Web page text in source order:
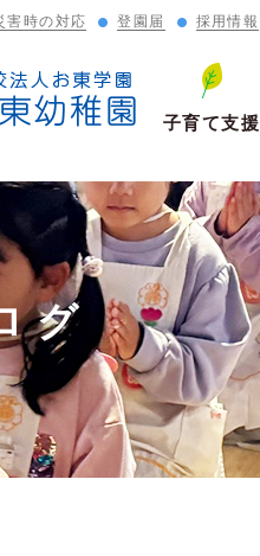
害時の対応 登園届 採用情報
子育て支援
グ